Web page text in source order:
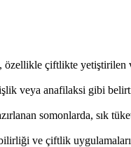
çiftlikte
veya anafilaksi gibi
somonlarda, sık
ve çiftlik